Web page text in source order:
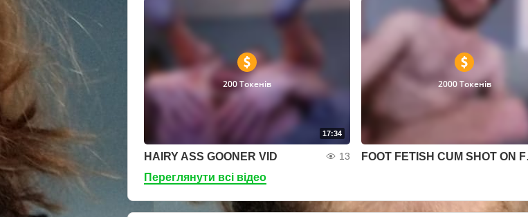
17:34
200 Токенів
HAIRY ASS GOONER VID 13
2000 Токенів
Переглянути всі відео